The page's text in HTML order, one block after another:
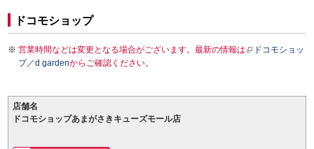
ドコモショップ
営業時間などは変更となる場合がございます。最新の情報は
ドコモショッ
プ／d gardenからご確認ください。
店舗名
ドコモショップあまがさきキューズモール店